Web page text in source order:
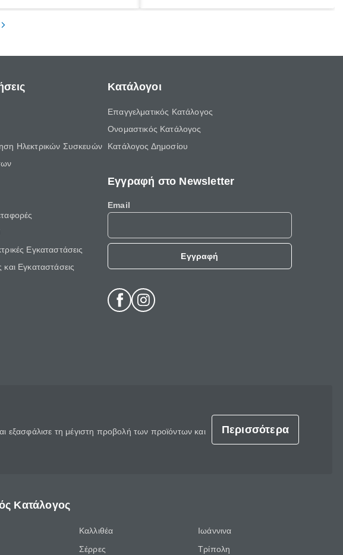
Ηλεκτρικών Συσκευών
Εγκαταστάσεις
και Εγκαταστάσεις
Κατάλογοι
Επαγγελματικός Κατάλογος
Ονομαστικός Κατάλογος
Κατάλογος Δημοσίου
Εγγραφή στο Newsletter
Email
Εγγραφή
εξασφάλισε τη μέγιστη προβολή των προϊόντων και
Περισσότερα
Κατάλογος
Καλλιθέα
Σέρρες
Ιωάννινα
Τρίπολη